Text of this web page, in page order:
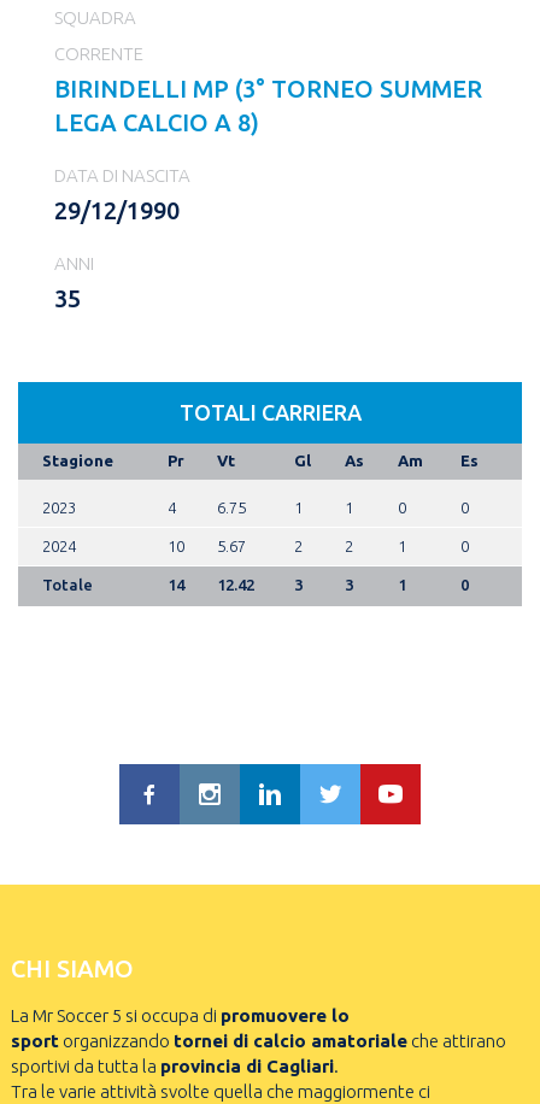
SQUADRA
CORRENTE
BIRINDELLI MP (3° TORNEO SUMMER
LEGA CALCIO A 8)
DATA DI NASCITA
29/12/1990
ANNI
35
TOTALI CARRIERA
Stagione Pr Vt Gl As Am Es
2023 4 6.75 1 1 0 0
2024 10 5.67 2 2 1 0
Totale 14 12.42 3 3 1 0
CHI SIAMO
La Mr Soccer 5 si occupa di promuovere lo
sportorganizzando tornei di calcio amatorialeche attirano
sportivi da tutta la provincia di Cagliari.
Tra le varie attività svolte quella che maggiormente ci